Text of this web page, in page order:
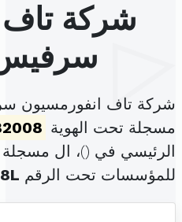
شركة تاف
شركة تاف انفورمسيون
مسجلة تحت الهوية
الرئيسي في ()، ال
للمؤسسات تحت الرقم